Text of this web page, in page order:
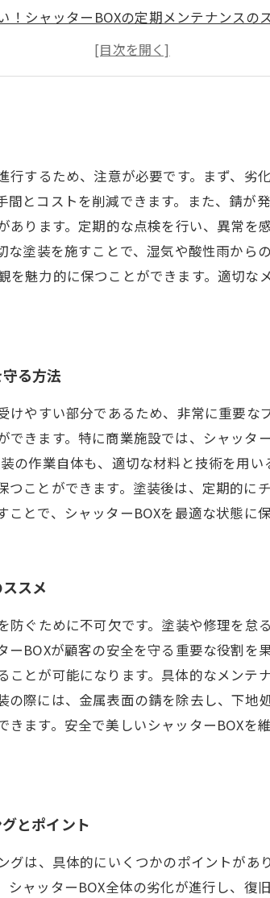
！シャッターBOXの定期メンテナンスの
ォーム：シャッターBOX修理のタイミン
：視覚的な美しさと防錆効果
た投資：早期修理の重要性とそのメリット
するため、注意が必要です。まず、
とコストを削減できます。また、錆が
ります。定期的な点検を行い、異常を
塗装を施すことで、湿気や酸性雨から
魅力的に保つことができます。適切
る方法
やすい部分であるため、非常に重要
きます。特に商業施設では、シャッタ
作業自体も、適切な材料と技術を用い
ことができます。塗装後は、定期的に
とで、シャッターBOXを最適な状態に
スメ
ぐために不可欠です。塗装や修理を怠
BOXが顧客の安全を守る重要な役割を
とが可能になります。具体的なメンテ
際には、金属表面の錆を除去し、下地
ます。安全で美しいシャッターBOXを
とポイント
は、具体的にいくつかのポイントがあ
ャッターBOX全体の劣化が進行し、復